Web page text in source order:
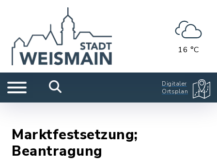
16 °C
Digitaler
Ortsplan
Marktfestsetzung;
Beantragung